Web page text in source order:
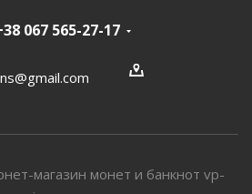
067 565-27-17
магазин монет и банкнот vp-